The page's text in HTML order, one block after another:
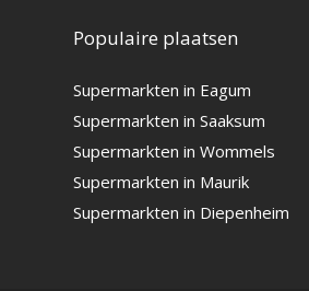
Populaire plaatsen
Supermarkten in Eagum
Supermarkten in Saaksum
Supermarkten in Wommels
Supermarkten in Maurik
Supermarkten in Diepenheim